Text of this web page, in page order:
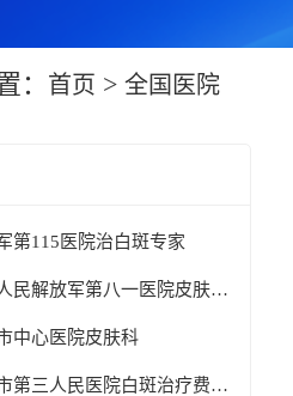
： 首页 > 全国医院
第115医院治白斑专家
中国人民解放军第八一医院皮肤科最好的医生
中心医院皮肤科
深圳市第三人民医院白斑治疗费用多少